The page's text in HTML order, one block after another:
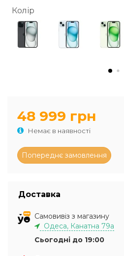
Колір
48 999 грн
Немає в наявності
Доставка
Самовивіз з магазину
Одеса, Канатна 79а
Сьогодні до 19:00